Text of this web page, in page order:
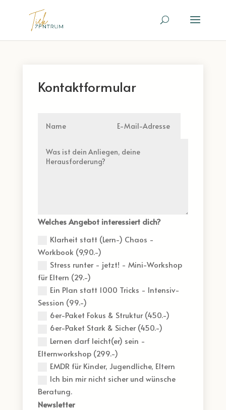
Kontaktformular
Welches Angebot interessiert dich?
Klarheit statt (Lern-) Chaos -
Workbook (9,90.-)
Stress runter - jetzt! - Mini-Workshop
für Eltern (29.-)
Ein Plan statt 1000 Tricks - Intensiv-
Session (99.-)
6er-Paket Fokus & Struktur (450.-)
6er-Paket Stark & Sicher (450.-)
Lernen darf leicht(er) sein -
Elternworkshop (299.-)
EMDR für Kinder, Jugendliche, Eltern
Ich bin mir nicht sicher und wünsche
Beratung.
Newsletter